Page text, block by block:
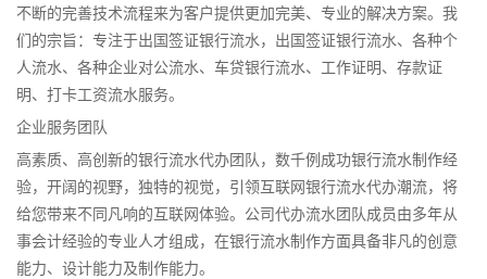
不断的完善技术流程来为客户提供更加完美、专业的解决方案。我
们的宗旨：专注于出国签证银行流水，出国签证银行流水、各种个
人流水、各种企业对公流水、车贷银行流水、工作证明、存款证
明、打卡工资流水服务。
企业服务团队
高素质、高创新的银行流水代办团队，数千例成功银行流水制作经
验，开阔的视野，独特的视觉，引领互联网银行流水代办潮流，将
给您带来不同凡响的互联网体验。公司代办流水团队成员由多年从
事会计经验的专业人才组成，在银行流水制作方面具备非凡的创意
能力、设计能力及制作能力。